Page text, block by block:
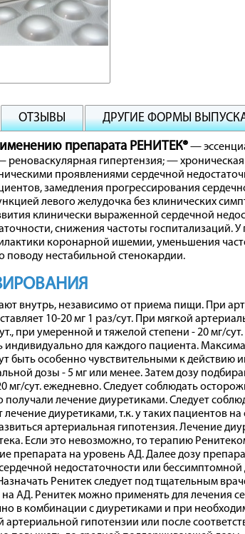
ОТЗЫВЫ ДРУГИЕ ФОРМЫ
препарата РЕНИТЕК®—
гипертензия; —
проявлениями сердечной
замедления прогрессирования
левого желудочка без клинических
клинически выраженной сердечной
снижения частоты госпитализаций.
коронарной ишемии, уменьшения
поводу нестабильной стенокардии.
внутрь, независимо от приема пищи. При
10-20 мг 1 раз/сут. При мягкой
при умеренной и тяжелой степени - 20 мг/
индивидуально для каждого пациента.
быть особенно чувствительными к действию
дозы - 5 мг или менее. Затем дозу
мг/сут. ежедневно. Следует соблюдать
получали лечение диуретиками. Следует
диуретиками, т.к. у таких пациентов
артериальная гипотензия. Лечение
Если это невозможно, то терапию
препарата на уровень АД. Далее дозу
недостаточности или
Назначать Ренитек следует под тщательным
АД. Ренитек можно применять для лечения
в комбинации с диуретиками и при
артериальной гипотензии или после